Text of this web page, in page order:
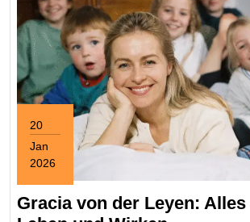
20
Jan
2026
2026
Gracia von der Leyen: